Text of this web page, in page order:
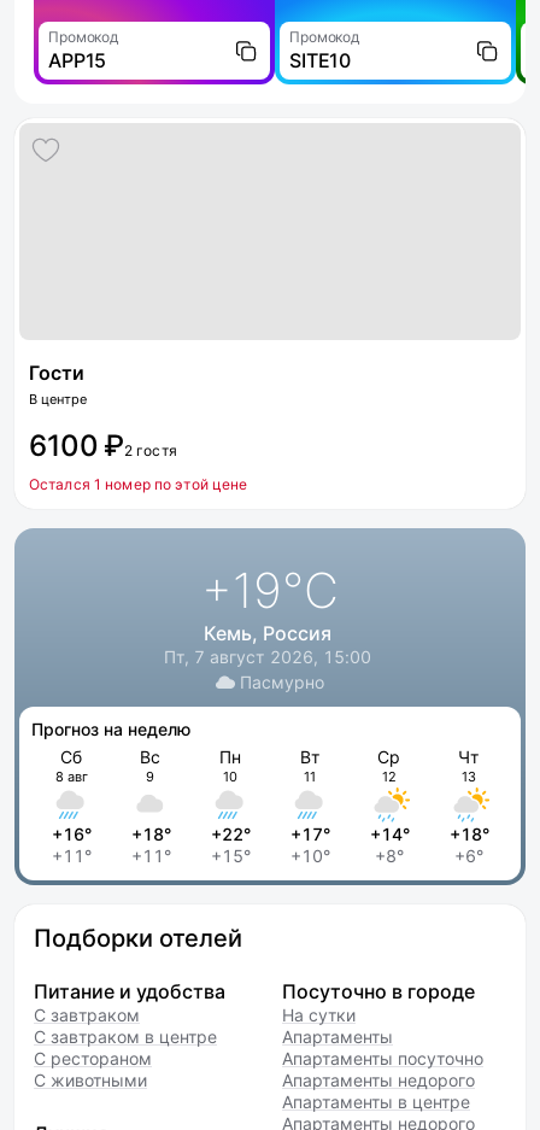
Промокод
APP15
Промокод
SITE10
Гости
В центре
6100 ₽2 гостя
Остался 1 номер по этой цене
+19°C
Кемь, Россия
Пт, 7 август 2026, 15:00
Пасмурно
Прогноз на неделю
Сб
8 авг
+16°
+11°
Вс
9
+18°
+11°
Пн
10
+22°
+15°
Вт
11
+17°
+10°
Ср
12
+14°
+8°
Чт
13
+18°
+6°
Подборки отелей
Питание и удобства
С завтраком
С завтраком в центре
С рестораном
С животными
Посуточно в городе
На сутки
Апартаменты
Апартаменты посуточно
Апартаменты недорого
Апартаменты в центре
Апартаменты недорого